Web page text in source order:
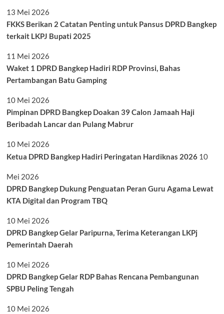
13 Mei 2026
FKKS Berikan 2 Catatan Penting untuk Pansus DPRD Bangkep
terkait LKPJ Bupati 2025
11 Mei 2026
Waket 1 DPRD Bangkep Hadiri RDP Provinsi, Bahas
Pertambangan Batu Gamping
10 Mei 2026
Pimpinan DPRD Bangkep Doakan 39 Calon Jamaah Haji
Beribadah Lancar dan Pulang Mabrur
10 Mei 2026
Ketua DPRD Bangkep Hadiri Peringatan Hardiknas 2026 10
Mei 2026
DPRD Bangkep Dukung Penguatan Peran Guru Agama Lewat
KTA Digital dan Program TBQ
10 Mei 2026
DPRD Bangkep Gelar Paripurna, Terima Keterangan LKPj
Pemerintah Daerah
10 Mei 2026
DPRD Bangkep Gelar RDP Bahas Rencana Pembangunan
SPBU Peling Tengah
10 Mei 2026